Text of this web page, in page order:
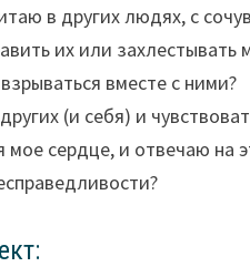
в других людях, с
их или захлестывать
вместе с ними?
(и себя) и
мое сердце, и отвечаю на